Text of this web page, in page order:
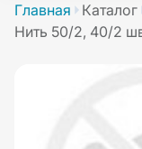
Главная Каталог
Нить 50/2, 40/2